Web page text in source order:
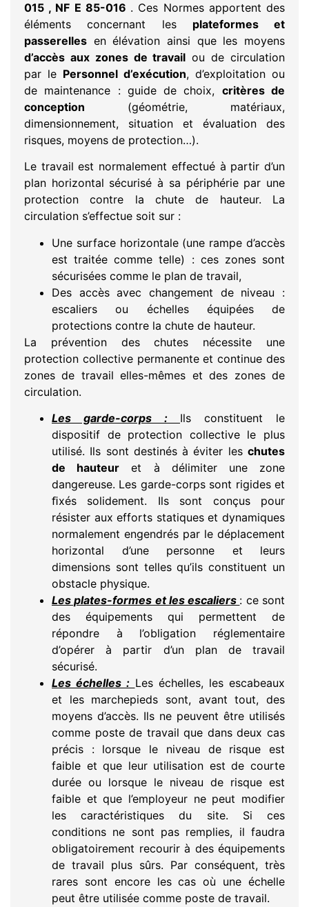
015 , NF E 85-016 . Ces Normes apportent des
éléments concernant les plateformes et
passerelles en élévation ainsi que les moyens
d’accès aux zones de travail ou de circulation
par le Personnel d’exécution, d’exploitation ou
de maintenance : guide de choix, critères de
conception (géométrie, matériaux,
dimensionnement, situation et évaluation des
risques, moyens de protection…).
Le travail est normalement effectué à partir d’un
plan horizontal sécurisé à sa périphérie par une
protection contre la chute de hauteur. La
circulation s’effectue soit sur :
Une surface horizontale (une rampe d’accès
est traitée comme telle) : ces zones sont
sécurisées comme le plan de travail,
Des accès avec changement de niveau :
escaliers ou échelles équipées de
protections contre la chute de hauteur.
La prévention des chutes nécessite une
protection collective permanente et continue des
zones de travail elles-mêmes et des zones de
circulation.
Les garde-corps : Ils constituent le
dispositif de protection collective le plus
utilisé. Ils sont destinés à éviter les chutes
de hauteur et à délimiter une zone
dangereuse. Les garde-corps sont rigides et
ﬁxés solidement. Ils sont conçus pour
résister aux efforts statiques et dynamiques
normalement engendrés par le déplacement
horizontal d’une personne et leurs
dimensions sont telles qu’ils constituent un
obstacle physique.
Les plates-formes et les escaliers : ce sont
des équipements qui permettent de
répondre à l’obligation réglementaire
d’opérer à partir d’un plan de travail
sécurisé.
Les échelles : Les échelles, les escabeaux
et les marchepieds sont, avant tout, des
moyens d’accès. Ils ne peuvent être utilisés
comme poste de travail que dans deux cas
précis : lorsque le niveau de risque est
faible et que leur utilisation est de courte
durée ou lorsque le niveau de risque est
faible et que l’employeur ne peut modifier
les caractéristiques du site. Si ces
conditions ne sont pas remplies, il faudra
obligatoirement recourir à des équipements
de travail plus sûrs. Par conséquent, très
rares sont encore les cas où une échelle
peut être utilisée comme poste de travail.